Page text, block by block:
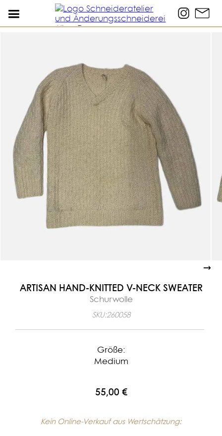
ARTISAN HAND-KNITTED V-NECK SWEATER
Schurwolle
SKU:260058
Größe:
Medium
55,00 €
Kein Online-Verkauf aus Wertschätzung: